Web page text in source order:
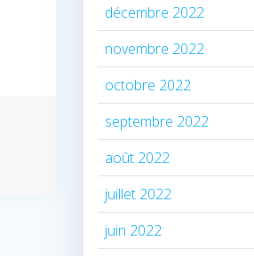
décembre 2022
novembre 2022
octobre 2022
septembre 2022
août 2022
juillet 2022
juin 2022